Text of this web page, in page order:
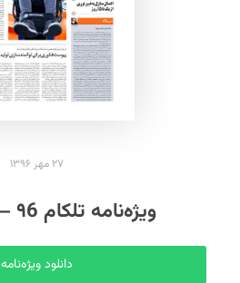
۲۷ مهر ۱۳۹۶
ویژه‌نامه تلکام ۹6 – روز چهارم
دانلود ویژه‌نامه